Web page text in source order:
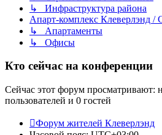
↳ Инфраструктура района
Апарт-комплекс Клеверлэнд /
↳ Апартаменты
↳ Офисы
Кто сейчас на конференции
Сейчас этот форум просматривают:
пользователей и 0 гостей
Форум жителей Клеверлэнд